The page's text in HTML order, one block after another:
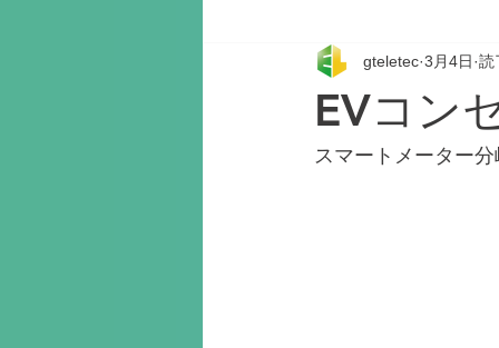
SDGs ESG投資 太陽光発電
日常の利用シーン 購入時に役
EVコン
gteletec 3月4日 読
スマートメーター